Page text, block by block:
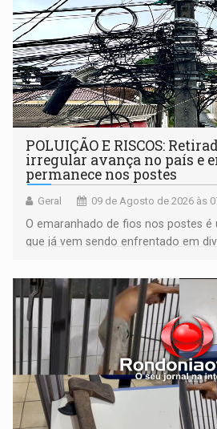
POLUIÇÃO E RISCOS:
irregular avança no país e
permanece nos postes
Geral 09 de Agosto de 2026 às
O emaranhado de fios nos postes é
que já vem sendo enfrentado em